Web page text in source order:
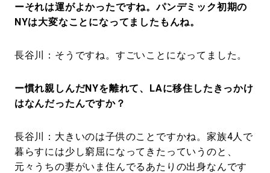
ーそれは運がよかったですね。パンデミック初期の
NYは大変なことになってましたもんね。
長谷川：そうですね。すごいことになってました。
ー慣れ親しんだNYを離れて、LAに移住したきっかけ
はなんだったんですか？
長谷川：大きいのは子供のことですかね。家族4人で
暮らすには少し窮屈になってきたっていうのと、
元々うちの妻がいま住んでるあたりの出身なんです